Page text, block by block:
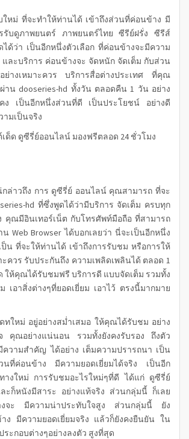
ใหม่ ที่จะทำให้ท่านได้ เข้าถึงส่วนที่ค่อนข้าง มี
รับดูภาพยนตร์ ภาพยนตร์ไทย ซีรีย์ฝรั่ง ซีรีส์
ได้ว่า เป็นอีกหนึ่งตัวเลือก ที่ค่อนข้างจะมีความ
และบริการ ค่อนข้างจะ จัดหนัก จัดเต็ม กับส่วน
ย่างเหมาะควร บริการสื่อต่างประเทศ ที่คุณ
าน dooseries-hd ทั้งวัน ตลอดคืน 1 วัน อย่าง
ง เป็นอีกหนึ่งส่วนที่ดี เป็นประโยชน์ อย่างดี
ามเป็นจริง
ด็ด ดูซีรี่ย์ออนไลน์ มองฟรีตลอด 24 ชั่วโมง
ล่าวถึง การ ดูซีรี่ย์ ออนไลน์ คุณสามารถ ที่จะ
hd ที่ซึ่งพูดได้ว่ามีบริการ จัดเต็ม ครบทุก
คุณมีอินเทอร์เน็ต กับโทรศัพท์มือถือ ที่สามารถ
Web Browser ได้บอกเลยว่า นี่จะเป็นอีกหนึ่ง
น ที่จะให้ท่านได้ เข้าถึงการรับชม หรือการให้
ะควร รับประกันถึง ความเพลิดเพลินได้ ตลอด 1
ให้คุณได้รับชมฟรี บริการดี แบบจัดเต็ม รวมทั้ง
เอาสิ่งต่างๆที่ยอดเยี่ยม เอาไว้ ตรงนี้มากมาย
ทใหม่ อยู่อย่างสม่ำเสมอ ให้คุณได้รับชม อย่าง
คุณอย่างแน่นอน รวมทั้งยังคงรับรอง ถึงตัว
วามสำคัญ ได้อย่าง เต็มความปรารถนา เป็น
ที่ค่อนข้าง มีความยอดเยี่ยมได้จริง เป็นอีก
างใหม่ การรับชมอะไรใหม่ๆที่ดี ได้แก่ ดูซีรี่ย์
ะก็หนังมีสาระ อย่างแท้จริง ส่วนกลุ่มนี้ ก็เลย
งจะ มีความน่าประทับใจสูง ส่วนกลุ่มนี้ ยัง
ง มีความยอดเยี่ยมจริง แล้วก็ยังคงยืนยัน ใน
ะกอบต่างๆอย่างลงตัว สูงที่สุด